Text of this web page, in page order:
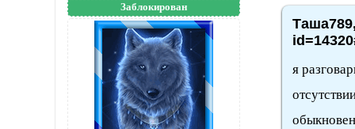
Заблокирован
я